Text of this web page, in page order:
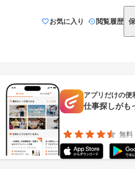
お気に入り 閲覧履歴
アプリだけの便
仕事探しがも
無料